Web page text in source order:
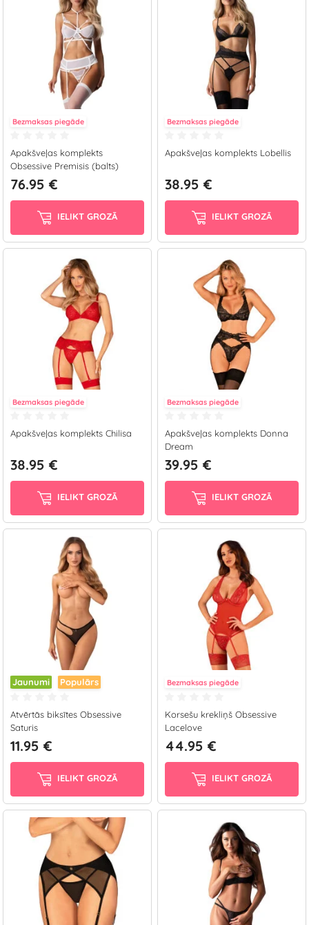
Bezmaksas piegāde
Apakšveļas komplekts
Obsessive Premisis (balts)
76.95 €
IELIKT GROZĀ
Bezmaksas piegāde
Apakšveļas komplekts Lobellis
38.95 €
IELIKT GROZĀ
Bezmaksas piegāde
Apakšveļas komplekts Chilisa
38.95 €
IELIKT GROZĀ
Bezmaksas piegāde
Apakšveļas komplekts Donna
Dream
39.95 €
IELIKT GROZĀ
Jaunumi Populārs
Atvērtās biksītes Obsessive
Saturis
11.95 €
IELIKT GROZĀ
Bezmaksas piegāde
Korsešu krekliņš Obsessive
Lacelove
44.95 €
IELIKT GROZĀ